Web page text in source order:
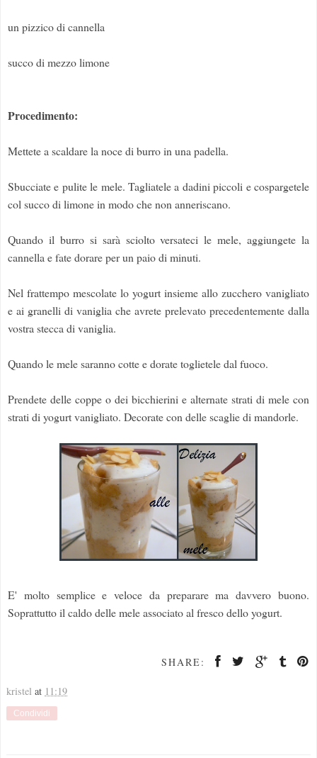
un pizzico di cannella
succo di mezzo limone
Procedimento:
Mettete a scaldare la noce di burro in una padella.
Sbucciate e pulite le mele. Tagliatele a dadini piccoli e cospargetele
col succo di limone in modo che non anneriscano.
Quando il burro si sarà sciolto versateci le mele, aggiungete la
cannella e fate dorare per un paio di minuti.
Nel frattempo mescolate lo yogurt insieme allo zucchero vanigliato
e ai granelli di vaniglia che avrete prelevato precedentemente dalla
vostra stecca di vaniglia.
Quando le mele saranno cotte e dorate toglietele dal fuoco.
Prendete delle coppe o dei bicchierini e alternate strati di mele con
strati di yogurt vanigliato. Decorate con delle scaglie di mandorle.
E' molto semplice e veloce da preparare ma davvero buono.
Soprattutto il caldo delle mele associato al fresco dello yogurt.
SHARE:
kristel at 11:19
Condividi